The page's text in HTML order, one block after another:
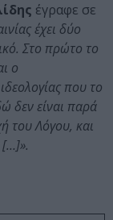
έγραφε σε
έχει δύο
Στο πρώτο το
ο
που το
δεν είναι παρά
του Λόγου, και
[…]».